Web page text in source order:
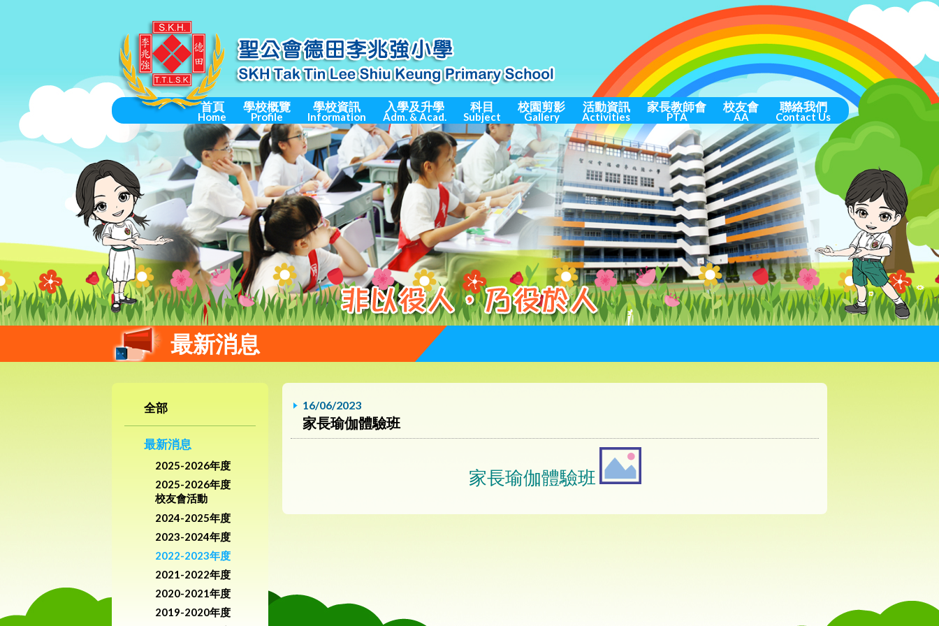
首頁
Home
學校概覽
Profile
學校資訊
Information
入學及升學
Adm. & Acad.
科目
Subject
校園剪影
Gallery
活動資訊
Activities
家長教師會
PTA
校友會
AA
聯絡我們
Contact Us
最新消息
全部
最新消息
2025-2026年度
2025-2026年度
校友會活動
2024-2025年度
2023-2024年度
2022-2023年度
2021-2022年度
2020-2021年度
2019-2020年度
16/06/2023
家長瑜伽體驗班
家長瑜伽體驗班